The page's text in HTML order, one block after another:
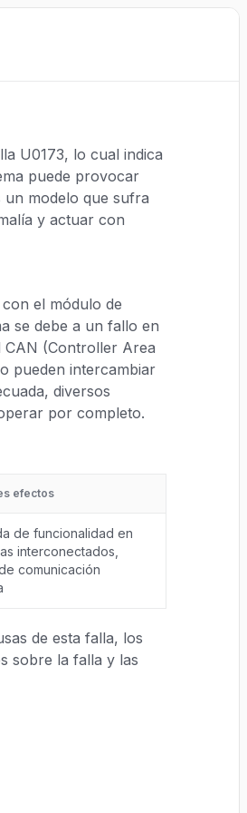
U0173, lo cual indica
puede provocar
modelo que sufra
y actuar con
el módulo de
se debe a un fallo en
CAN (Controller Area
pueden intercambiar
diversos
por completo.
efectos
de funcionalidad en
interconectados,
comunicación
de esta falla, los
sobre la falla y las